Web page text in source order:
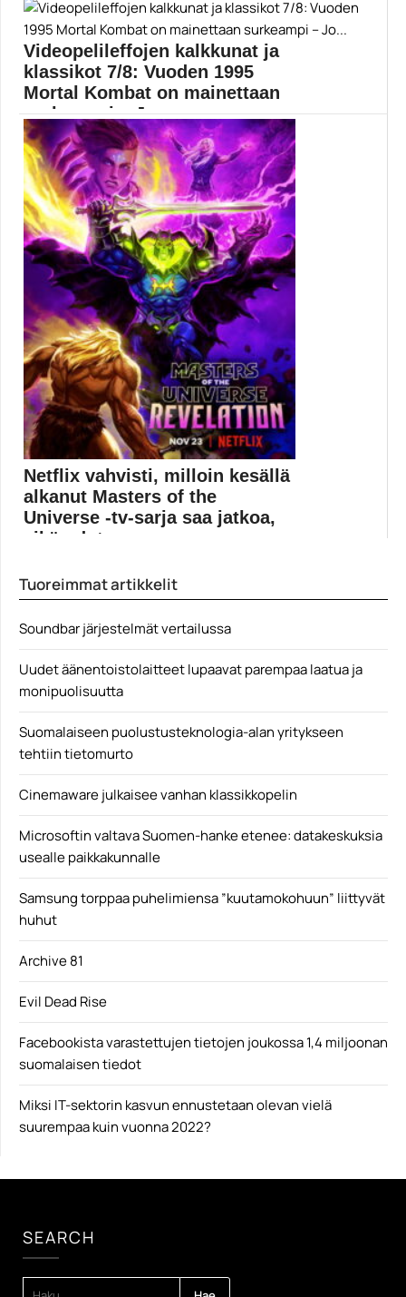
Ryan Philippen tähdittämä toimintamättö The 2nd
julkaistaan VOD-versiona...
Elokuvat
Videopelileffojen kalkkunat ja
klassikot 7/8: Vuoden 1995
Mortal Kombat on mainettaan
surkeampi – Jo...
Muropaketin sarjassa arvostellaan kahdeksan suurinta
ja tunnetuinta video-...
Elokuva-arvostelut
Netflix vahvisti, milloin kesällä
alkanut Masters of the
Universe -tv-sarja saa jatkoa,
eikä odotus ...
sarjan...
Tuoreimmat artikkelit
Soundbar järjestelmät vertailussa
Uudet äänentoistolaitteet lupaavat parempaa laatua ja
monipuolisuutta
Suomalaiseen puolustusteknologia-alan yritykseen
tehtiin tietomurto
Cinemaware julkaisee vanhan klassikkopelin
Microsoftin valtava Suomen-hanke etenee: datakeskuksia
usealle paikkakunnalle
Samsung torppaa puhelimiensa ”kuutamokohuun” liittyvät
huhut
Archive 81
Evil Dead Rise
Facebookista varastettujen tietojen joukossa 1,4 miljoonan
suomalaisen tiedot
Miksi IT-sektorin kasvun ennustetaan olevan vielä
suurempaa kuin vuonna 2022?
SEARCH